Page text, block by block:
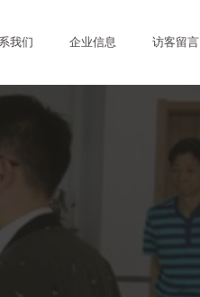
我们 企业信息 访客留言